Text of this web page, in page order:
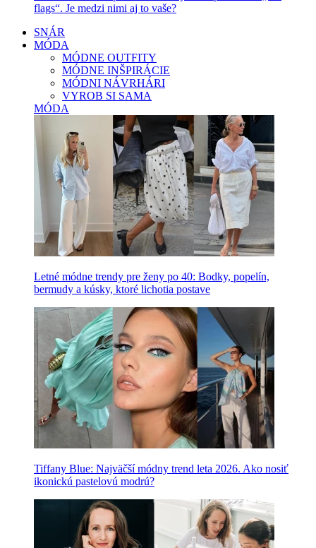
flags“. Je medzi nimi aj to vaše?
SNÁR
MÓDA
MÓDNE OUTFITY
MÓDNE INŠPIRÁCIE
MÓDNI NÁVRHÁRI
VYROB SI SAMA
MÓDA
Letné módne trendy pre ženy po 40: Bodky, popelín,
bermudy a kúsky, ktoré lichotia postave
Tiffany Blue: Najväčší módny trend leta 2026. Ako nosiť
ikonickú pastelovú modrú?